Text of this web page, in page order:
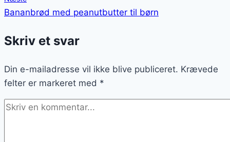
Bananbrød med peanutbutter til børn
Skriv et svar
Din e-mailadresse vil ikke blive publiceret. Krævede
felter er markeret med *